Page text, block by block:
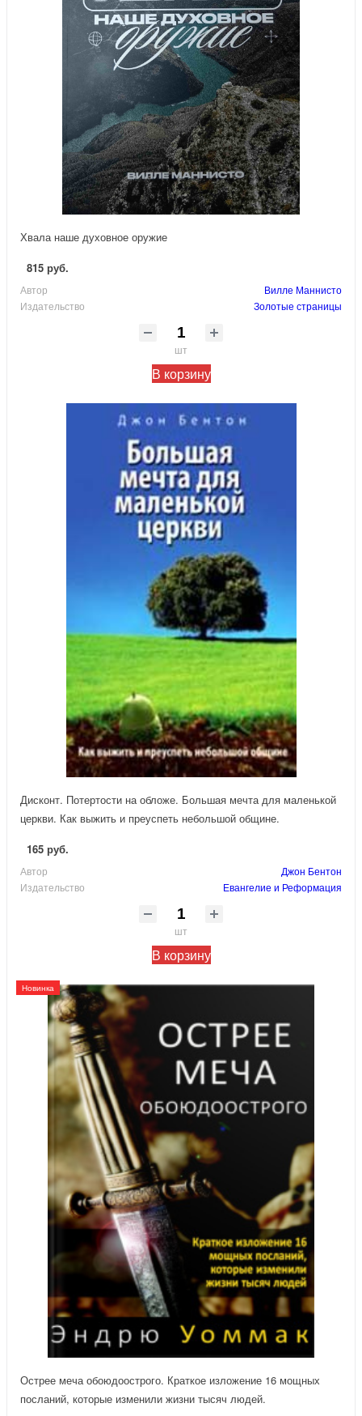
Хвала наше духовное оружие
815 руб.
Автор
Вилле Маннисто
Издательство
Золотые страницы
шт
В корзину
Дисконт. Потертости на обложе. Большая мечта для маленькой
церкви. Как выжить и преуспеть небольшой общине.
165 руб.
Автор
Джон Бентон
Издательство
Евангелие и Реформация
шт
В корзину
Новинка
Острее меча обоюдоострого. Краткое изложение 16 мощных
посланий, которые изменили жизни тысяч людей.